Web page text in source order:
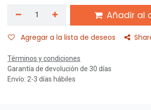
Añadir al
Agregar a la lista de deseos
Términos y condiciones
Garantía de devolución de 30 días
Envío: 2-3 días hábiles